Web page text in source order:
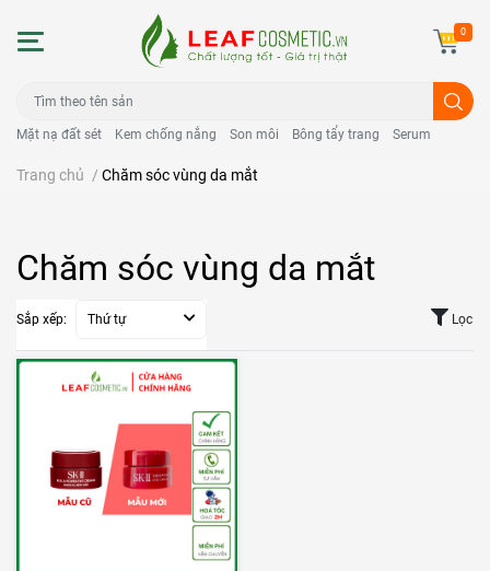
Mặt nạ đất sét Kem chống nắng Son môi Bông tẩy trang Serum
0
Trang chủ / Chăm sóc vùng da mắt
Chăm sóc vùng da mắt
Sắp xếp: Thứ tự Lọc